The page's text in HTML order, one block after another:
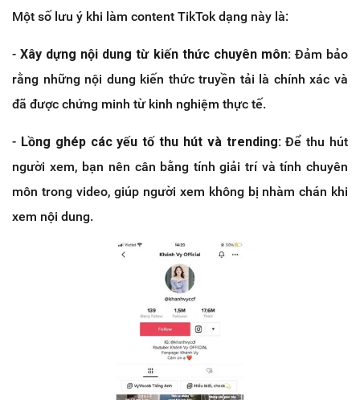
Một số lưu ý khi làm content TikTok dạng này là:
-Xây dựng nội dung từ kiến thức chuyên môn: Đảm bảo
rằng những nội dung kiến thức truyền tải là chính xác và
đã được chứng minh từ kinh nghiệm thực tế.
- Lồng ghép các yếu tố thu hút và trending:Để thu hút
người xem, bạn nên cân bằng tính giải trí và tính chuyên
môn trong video, giúp người xem không bị nhàm chán khi
xem nội dung.